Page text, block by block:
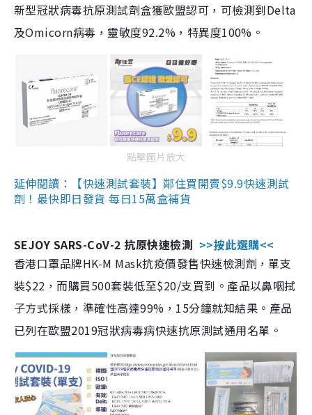
新型冠狀病毒抗原測試劑盒獲歐盟認可，可檢測到Delta
及Omicorn病毒，靈敏度92.2%，特異度100%。
點擊圖片放大
延伸閱讀：【快速測試套裝】鄰住買開賣$9.9快速測試
劑！最快即日發貨 每日15萬盒補貨
SEJOY SARS-CoV-2 抗原快速檢測 >>按此選購<<
香港口罩品牌HK-M Mask抗疫價發售快速檢測劑，單支
裝$22，而購買500套裝低至$20/支買到。產品以鼻咽拭
子方式採樣，準確性高達99%，15分鐘就知結果。產品
已列在歐盟2019冠狀病毒病快速抗原測試通用名單。